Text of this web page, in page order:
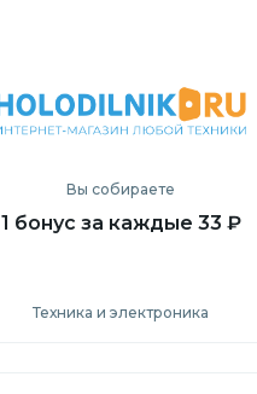
Перейти на сайт
Вы собираете
1 бонус за каждые 33 ₽
Техника и электроника